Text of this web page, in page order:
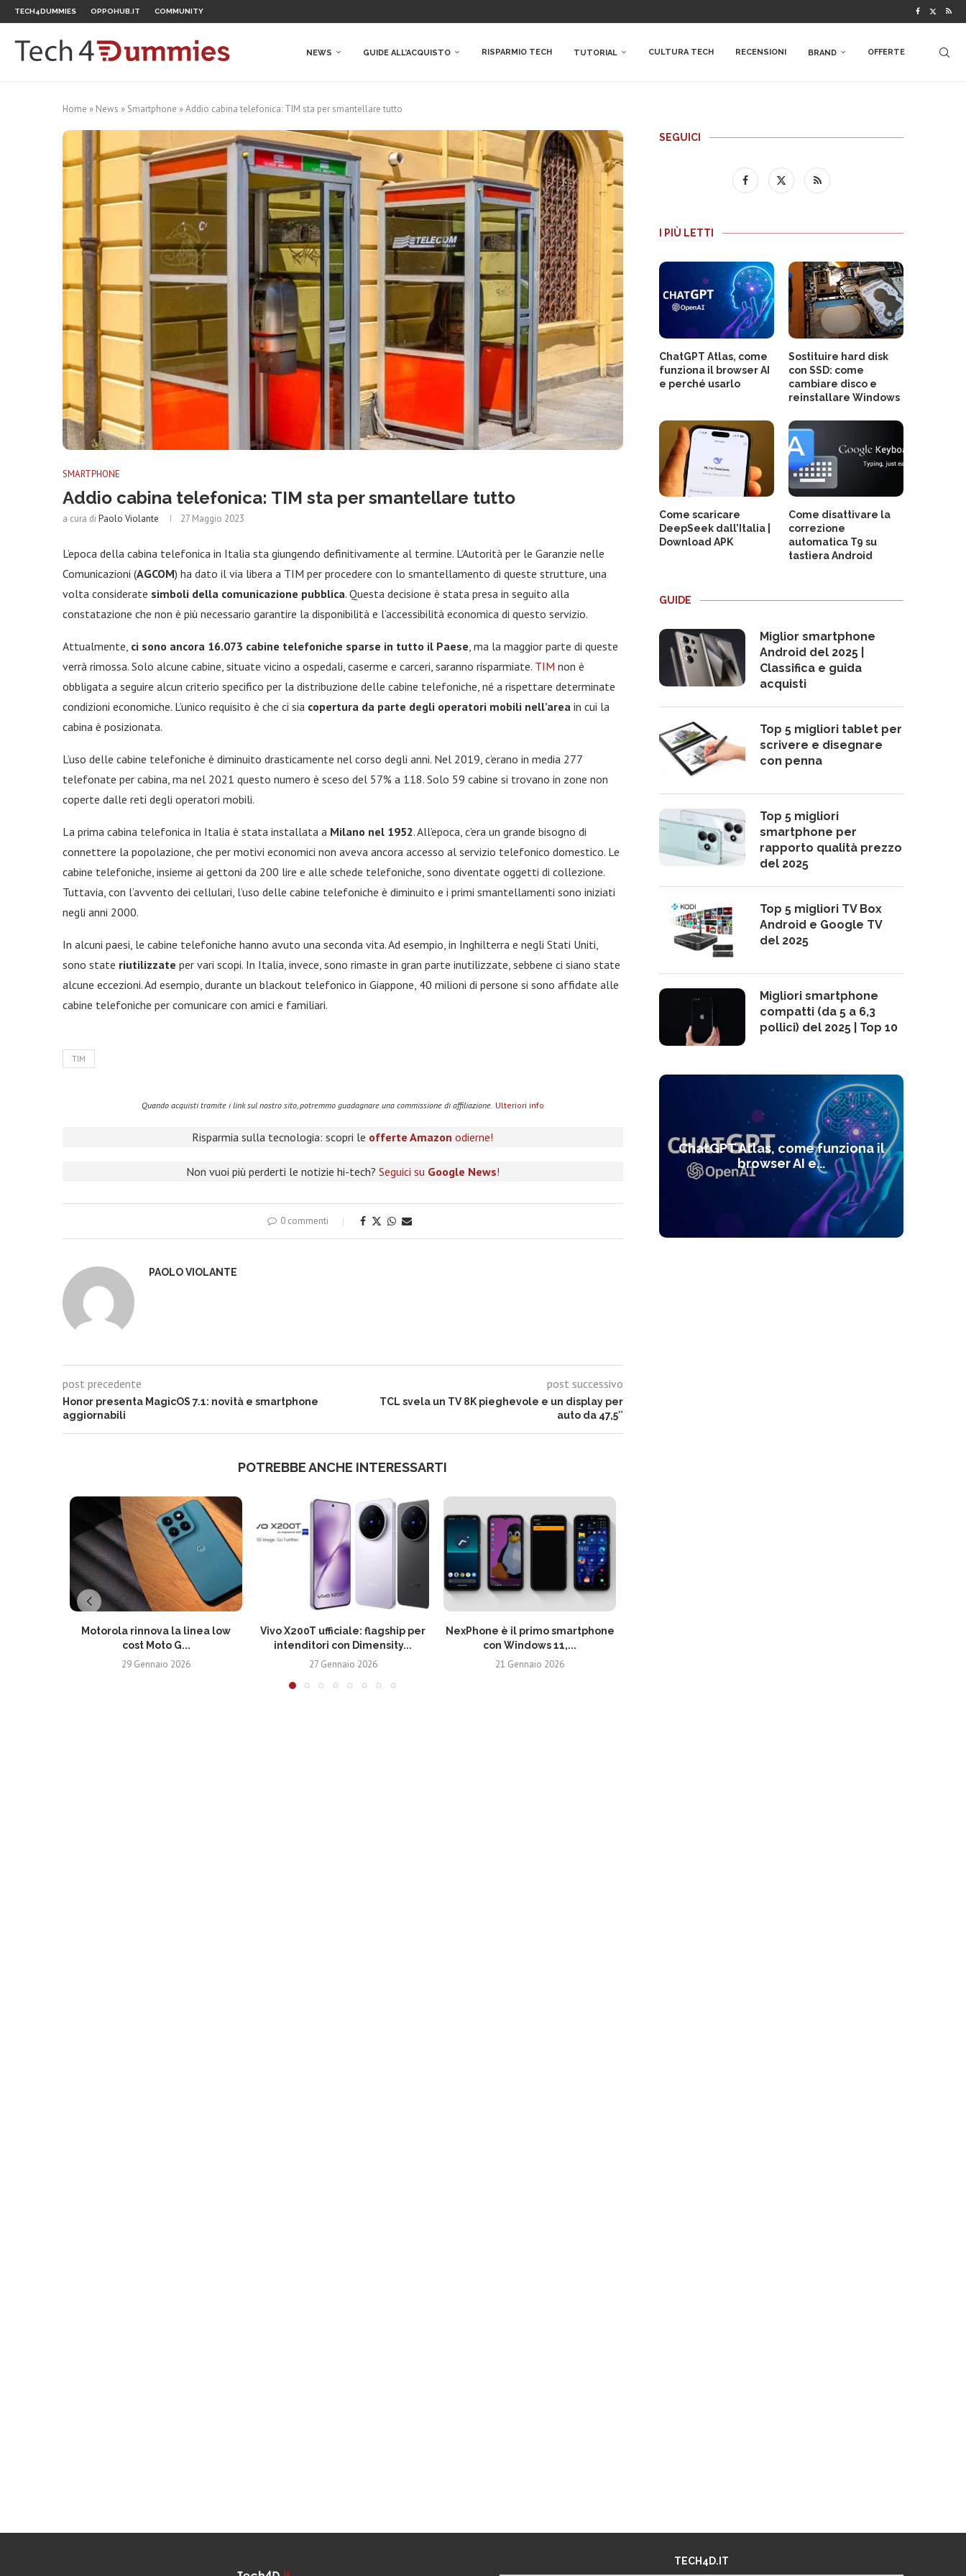
TECH4DUMMIES OPPOHUB.IT COMMUNITY
NEWS GUIDE ALL’ACQUISTO RISPARMIO TECH TUTORIAL CULTURA TECH RECENSIONI BRAND OFFERTE
Home » News » Smartphone »Addio cabina telefonica: TIM sta per smantellare tutto
SMARTPHONE
Addio cabina telefonica: TIM sta per smantellare tutto
a cura di Paolo Violante 27 Maggio 2023
L’epoca della cabina telefonica in Italia sta giungendo definitivamente al termine. L’Autorità per le Garanzie nelle
Comunicazioni (AGCOM) ha dato il via libera a TIM per procedere con lo smantellamento di queste strutture, una
volta considerate simboli della comunicazione pubblica. Questa decisione è stata presa in seguito alla
constatazione che non è più necessario garantire la disponibilità e l’accessibilità economica di questo servizio.
Attualmente, ci sono ancora 16.073 cabine telefoniche sparse in tutto il Paese , ma la maggior parte di queste
verrà rimossa. Solo alcune cabine, situate vicino a ospedali, caserme e carceri, saranno risparmiate. TIM non è
obbligata a seguire alcun criterio specifico per la distribuzione delle cabine telefoniche, né a rispettare determinate
condizioni economiche. L’unico requisito è che ci sia copertura da parte degli operatori mobili nell’area in cui la
cabina è posizionata.
L’uso delle cabine telefoniche è diminuito drasticamente nel corso degli anni. Nel 2019, c’erano in media 277
telefonate per cabina, ma nel 2021 questo numero è sceso del 57% a 118. Solo 59 cabine si trovano in zone non
coperte dalle reti degli operatori mobili.
La prima cabina telefonica in Italia è stata installata a Milano nel 1952. All’epoca, c’era un grande bisogno di
connettere la popolazione, che per motivi economici non aveva ancora accesso al servizio telefonico domestico. Le
cabine telefoniche, insieme ai gettoni da 200 lire e alle schede telefoniche, sono diventate oggetti di collezione.
Tuttavia, con l’avvento dei cellulari, l’uso delle cabine telefoniche è diminuito e i primi smantellamenti sono iniziati
negli anni 2000.
In alcuni paesi, le cabine telefoniche hanno avuto una seconda vita. Ad esempio, in Inghilterra e negli Stati Uniti,
sono state riutilizzate per vari scopi. In Italia, invece, sono rimaste in gran parte inutilizzate, sebbene ci siano state
alcune eccezioni. Ad esempio, durante un blackout telefonico in Giappone, 40 milioni di persone si sono affidate alle
cabine telefoniche per comunicare con amici e familiari.
TIM
Quando acquisti tramite i link sul nostro sito, potremmo guadagnare una commissione di affiliazione. Ulteriori info
Risparmia sulla tecnologia: scopri le offerte Amazon odierne!
Non vuoi più perderti le notizie hi-tech? Seguici su Google News!
0 commenti
PAOLO VIOLANTE
post precedente
Honor presenta MagicOS 7.1: novità e smartphone
aggiornabili
post successivo
TCL svela un TV 8K pieghevole e un display per
auto da 47,5″
POTREBBE ANCHE INTERESSARTI
Motorola rinnova la linea low
cost Moto G...
29 Gennaio 2026
Vivo X200T ufficiale: flagship per
intenditori con Dimensity...
27 Gennaio 2026
NexPhone è il primo smartphone
con Windows 11,...
21 Gennaio 2026
SEGUICI
I PIÙ LETTI
ChatGPT Atlas, come
funziona il browser AI
e perché usarlo
Sostituire hard disk
con SSD: come
cambiare disco e
reinstallare Windows
Come scaricare
DeepSeek dall’Italia |
Download APK
Come disattivare la
correzione
automatica T9 su
tastiera Android
GUIDE
Miglior smartphone
Android del 2025 |
Classifica e guida
acquisti
Top 5 migliori tablet per
scrivere e disegnare
con penna
Top 5 migliori
smartphone per
rapporto qualità prezzo
del 2025
Top 5 migliori TV Box
Android e Google TV
del 2025
Migliori smartphone
compatti (da 5 a 6,3
pollici) del 2025 | Top 10
ChatGPT Atlas, come funziona il
browser AI e...
TECH4D.IT